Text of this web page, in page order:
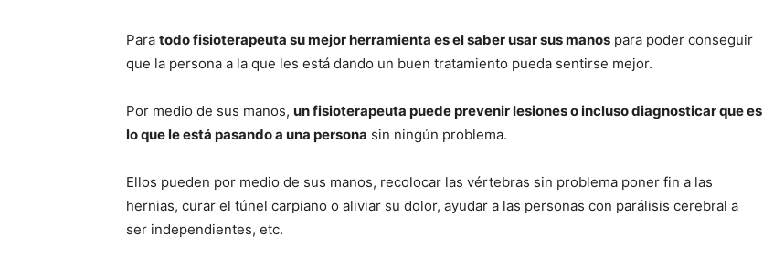
Para todo fisioterapeuta su mejor herramienta es el saber usar sus manos para poder conseguir
que la persona a la que les está dando un buen tratamiento pueda sentirse mejor.
Por medio de sus manos, un fisioterapeuta puede prevenir lesiones o incluso diagnosticar que es
lo que le está pasando a una persona sin ningún problema.
Ellos pueden por medio de sus manos, recolocar las vértebras sin problema poner fin a las
hernias, curar el túnel carpiano o aliviar su dolor, ayudar a las personas con parálisis cerebral a
ser independientes, etc.